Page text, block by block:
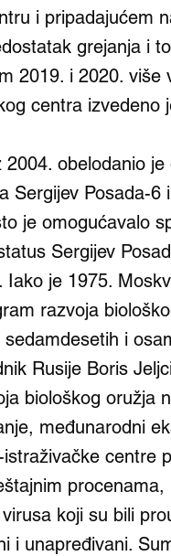
i pripadajućem
grejanja i
2019. i 2020. više
centra izvedeno
obelodanio je
Sergijev Posada-6
je omogućavalo
Sergijev
je 1975.
razvoja
i
Rusije Boris
biološkog oružja
međunarodni
centre
koji su bili
i unapređivani.